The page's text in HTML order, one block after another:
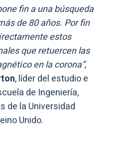
fin a una búsqueda
de 80 años. Por fin
estos
que retuercen las
en la corona”,
, líder del estudio e
de Ingeniería,
de la Universidad
Unido.